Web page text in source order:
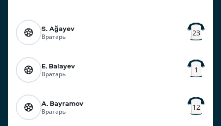
S. Ağayev
Вратарь 23
E. Balayev
Вратарь 1
A. Bayramov
Вратарь 12